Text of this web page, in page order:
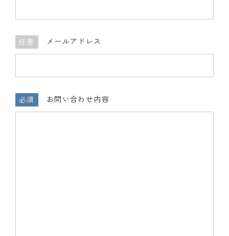
任意 メールアドレス
必須 お問い合わせ内容